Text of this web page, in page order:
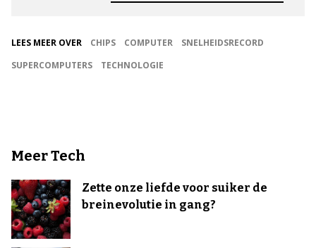
LEES MEER OVER CHIPS COMPUTER
SNELHEIDSRECORD
SUPERCOMPUTERS
TECHNOLOGIE
Meer Tech
Zette onze liefde voor suiker de
breinevolutie in gang?